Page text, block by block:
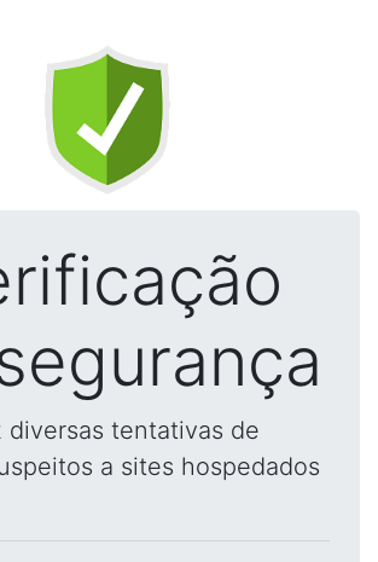
diversas tentativas de
a sites hospedados